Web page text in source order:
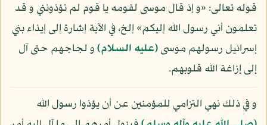
قوله تعالى: «و إذ قال موسى لقومه يا قوم لم تؤذونني و قد
تعلمون أني رسول الله إليكم» إلخ، في الآية إشارة إلى إيذاء بني
إسرائيل رسولهم موسى(عليه السلام)و لجاجهم حتى آل
إلى إزاغة الله قلوبهم.
و في ذلك نهي التزامي للمؤمنين عن أن يؤذوا رسول الله